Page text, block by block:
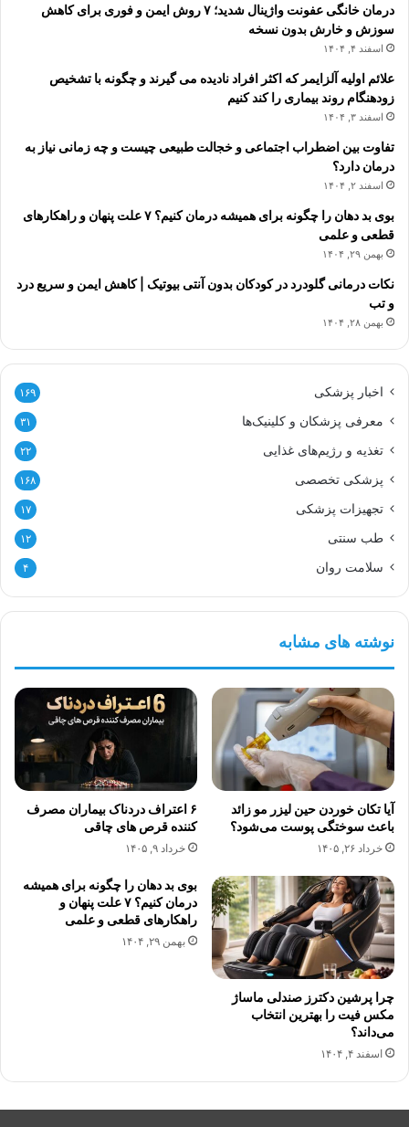
درمان خانگی عفونت واژینال شدید؛ ۷ روش ایمن و فوری برای کاهش
سوزش و خارش بدون نسخه
اسفند ۴, ۱۴۰۴
علائم اولیه آلزایمر که اکثر افراد نادیده می گیرند و چگونه با تشخیص
زودهنگام روند بیماری را کند کنیم
اسفند ۳, ۱۴۰۴
تفاوت بین اضطراب اجتماعی و خجالت طبیعی چیست و چه زمانی نیاز به
درمان دارد؟
اسفند ۲, ۱۴۰۴
بوی بد دهان را چگونه برای همیشه درمان کنیم؟ ۷ علت پنهان و راهکارهای
قطعی و علمی
بهمن ۲۹, ۱۴۰۴
نکات درمانی گلودرد در کودکان بدون آنتی بیوتیک | کاهش ایمن و سریع درد
و تب
بهمن ۲۸, ۱۴۰۴
اخبار پزشکی ۱۶۹
معرفی پزشکان و کلینیک‌ها ۳۱
تغذیه و رژیم‌های غذایی ۲۲
پزشکی تخصصی ۱۶۸
تجهیزات پزشکی ۱۷
طب سنتی ۱۲
سلامت روان ۴
نوشته های مشابه
آیا تکان خوردن حین لیزر مو زائد
باعث سوختگی پوست می‌شود؟
خرداد ۲۶, ۱۴۰۵
۶ اعتراف دردناک بیماران مصرف
کننده قرص های چاقی
خرداد ۹, ۱۴۰۵
چرا پرشین دکترز صندلی ماساژ
مکس فیت را بهترین انتخاب
می‌داند؟
اسفند ۴, ۱۴۰۴
بوی بد دهان را چگونه برای همیشه
درمان کنیم؟ ۷ علت پنهان و
راهکارهای قطعی و علمی
بهمن ۲۹, ۱۴۰۴